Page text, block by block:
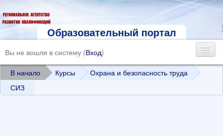
Образовательный портал
Вы не вошли в систему (Вход)
В начало Курсы
Охрана и безопасность труда
СИЗ